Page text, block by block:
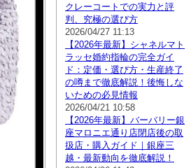
クレーコートでの実力と評
判、究極の選び方
2026/04/27 11:13
【2026年最新】シャネルマト
ラッセ婚約指輪の完全ガイ
ド：定価・選び方・生産終了
の噂まで徹底解説！後悔しな
いための必見情報
2026/04/21 10:58
【2026年最新】バーバリー銀
座マロニエ通り店閉店後の取
扱店・購入ガイド｜銀座三
越・最新動向を徹底解説！